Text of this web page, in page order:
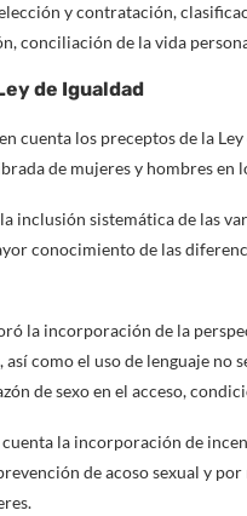
y contratación,
conciliación de la vida
de Igualdad
cuenta los preceptos de la
de mujeres y hombres en
inclusión sistemática de las
conocimiento de las
la incorporación de la
así como el uso de lenguaje no
de sexo en el acceso,
la incorporación de
de acoso sexual y